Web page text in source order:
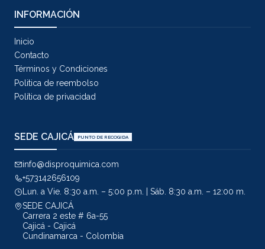
INFORMACIÓN
Inicio
Contacto
Términos y Condiciones
Politica de reembolso
Política de privacidad
SEDE CAJICÁ PUNTO DE RECOGIDA
info@disproquimica.com
+573142656109
Lun. a Vie. 8:30 a.m. – 5:00 p.m. | Sáb. 8:30 a.m. – 12:00 m.
SEDE CAJICÁ
Carrera 2 este # 6a-55
Cajicá - Cajicá
Cundinamarca - Colombia